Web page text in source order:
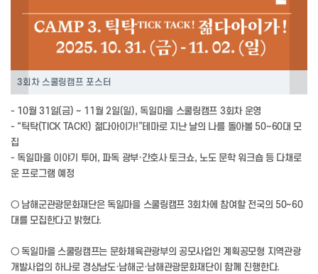
3회차 스쿨링캠프 포스터
- 10월 31일(금) ~ 11월 2일(일), 독일마을 스쿨링캠프 3회차 운영
- “틱탁(TICK TACK!) 젊다아이가!”테마로 지난 날의 나를 돌아볼 50~60대 모
집
- 독일마을 이야기 투어, 파독 광부·간호사 토크쇼, 노도 문학 워크숍 등 다채로
운 프로그램 예정
○ 남해군관광문화재단은 독일마을 스쿨링캠프 3회차에 참여할 전국의 50~60
대를 모집한다고 밝혔다.
○ 독일마을 스쿨링캠프는 문화체육관광부의 공모사업인 계획공모형 지역관광
개발사업의 하나로 경상남도·남해군·남해관광문화재단이 함께 진행한다.